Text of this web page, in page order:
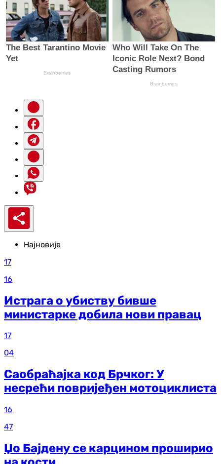
Најновије
17
16
Истрага о убиству бивше
министарке добила нови правац
17
04
Саобраћајка код Брчког: У
несрећи повријеђен мотоциклиста
16
47
Џо Бајдену се карцином проширио